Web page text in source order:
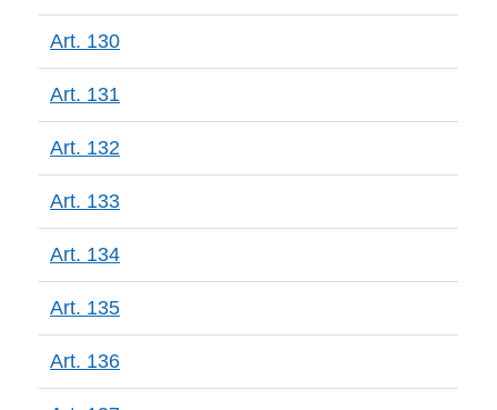
Art. 130
Art. 131
Art. 132
Art. 133
Art. 134
Art. 135
Art. 136